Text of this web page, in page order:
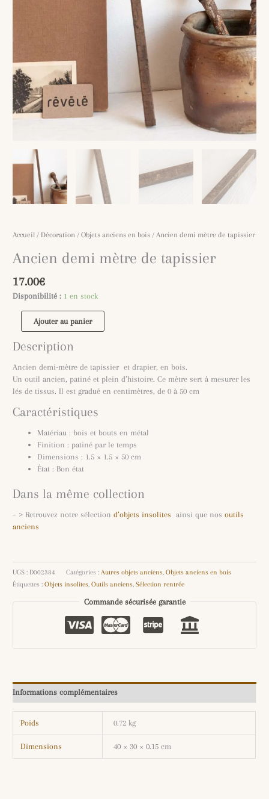
Accueil / Décoration /Objets anciens en bois / Ancien demi mètre de tapissier
Ancien demi mètre de tapissier
17.00€
Disponibilité : 1 en stock
Ajouter au panier
Description
Ancien demi-mètre de tapissier et drapier, en bois.
Un outil ancien, patiné et plein d’histoire. Ce mètre sert à mesurer les
lés de tissus. Il est gradué en centimètres, de 0 à 50 cm
Caractéristiques
Matériau : bois et bouts en métal
Finition : patiné par le temps
Dimensions : 1.5 × 1.5 × 50 cm
État : Bon état
Dans la même collection
– > Retrouvez notre sélectiond’objets insolites ainsi que nosoutils
anciens
UGS : D002384 Catégories :Autres objets anciens,Objets anciens en bois
Étiquettes :Objets insolites,Outils anciens,Sélection rentrée
Commande sécurisée garantie
Informations complémentaires
Poids 0.72 kg
Dimensions 40 × 30 × 0.15 cm